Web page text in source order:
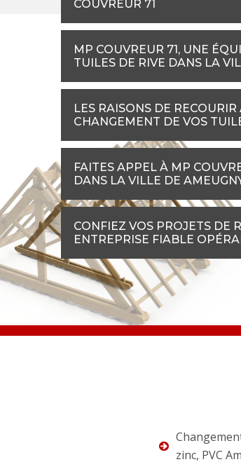
COUVREUR 71
MP COUVREUR 71, UNE
TUILES DE RIVE DANS LA
LES RAISONS DE
CHANGEMENT DE VOS
FAITES APPEL À MP
DANS LA VILLE DE
CONFIEZ VOS PROJETS DE
ENTREPRISE FIABLE
zinc, PVC